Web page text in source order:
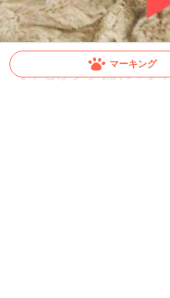
マーキング
【幸せがダダ漏れ♡】